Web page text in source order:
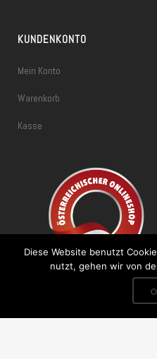
KUNDENKONTO
Mein Konto
Warenkorb
Kasse
Diese Website benutzt
nutzt, gehen wir von